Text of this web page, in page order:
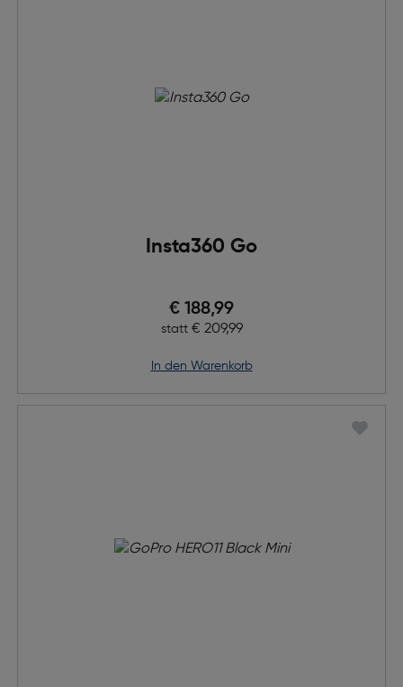
Insta360 Go
Preis nach Rabatts
€ 188,99
statt Ursprünglicher Preis
€ 209,99
in den Warenkorb